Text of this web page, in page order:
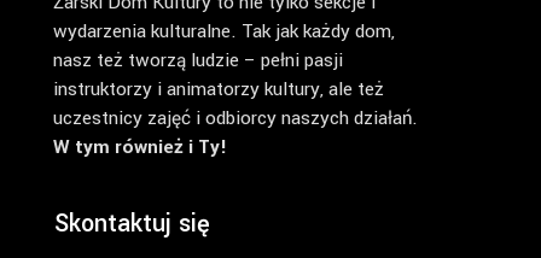
wydarzenia kulturalne. Tak jak każdy dom,
nasz też tworzą ludzie – pełni pasji
instruktorzy i animatorzy kultury, ale też
uczestnicy zajęć i odbiorcy naszych działań.
W tym również i Ty!
Skontaktuj się